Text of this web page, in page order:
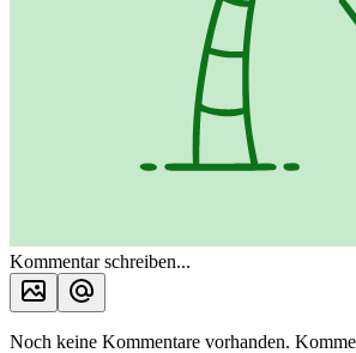
Kommentar schreiben...
Noch keine Kommentare vorhanden.